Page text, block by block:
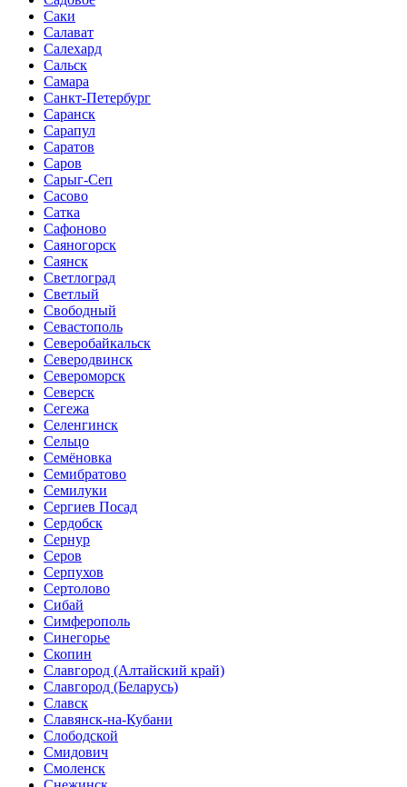
Саки
Салават
Салехард
Сальск
Самара
Санкт-Петербург
Саранск
Сарапул
Саратов
Саров
Сарыг-Сеп
Сасово
Сатка
Сафоново
Саяногорск
Саянск
Светлоград
Светлый
Свободный
Севастополь
Северобайкальск
Северодвинск
Североморск
Северск
Сегежа
Селенгинск
Сельцо
Семёновка
Семибратово
Семилуки
Сергиев Посад
Сердобск
Сернур
Серов
Серпухов
Сертолово
Сибай
Симферополь
Синегорье
Скопин
Славгород (Алтайский край)
Славгород (Беларусь)
Славск
Славянск-на-Кубани
Слободской
Смидович
Смоленск